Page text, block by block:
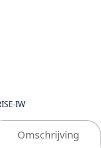
IW
Omschrijving